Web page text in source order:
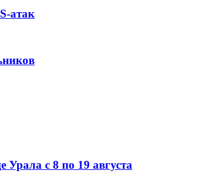
атак
с 8 по 19 августа